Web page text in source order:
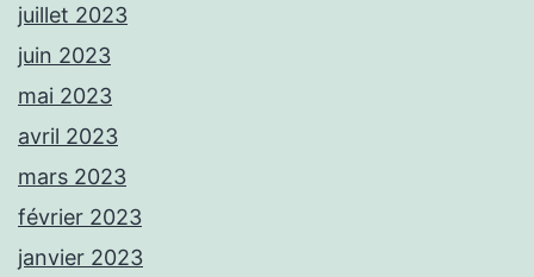
juillet 2023
juin 2023
mai 2023
avril 2023
mars 2023
février 2023
janvier 2023